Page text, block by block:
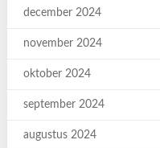
december 2024
november 2024
oktober 2024
september 2024
augustus 2024